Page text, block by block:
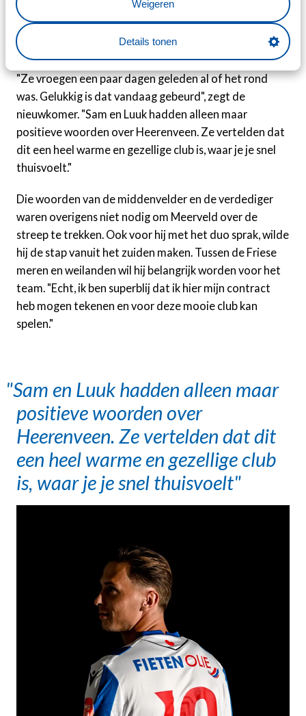
Weigeren
Details tonen
Meerveld had afgelopen week al contact met de
aanvoerder en Sam Kersten, die beide ook in Brabant
opgroeiden en hun profdebuut bij Den Bosch maakten.
"Ze vroegen een paar dagen geleden al of het rond
was. Gelukkig is dat vandaag gebeurd", zegt de
nieuwkomer. "Sam en Luuk hadden alleen maar
positieve woorden over Heerenveen. Ze vertelden dat
dit een heel warme en gezellige club is, waar je je snel
thuisvoelt."
Die woorden van de middenvelder en de verdediger
waren overigens niet nodig om Meerveld over de
streep te trekken. Ook voor hij met het duo sprak, wilde
hij de stap vanuit het zuiden maken. Tussen de Friese
meren en weilanden wil hij belangrijk worden voor het
team. "Echt, ik ben superblij dat ik hier mijn contract
heb mogen tekenen en voor deze mooie club kan
spelen."
Sam en Luuk hadden alleen maar
positieve woorden over
Heerenveen. Ze vertelden dat dit
een heel warme en gezellige club
is, waar je je snel thuisvoelt